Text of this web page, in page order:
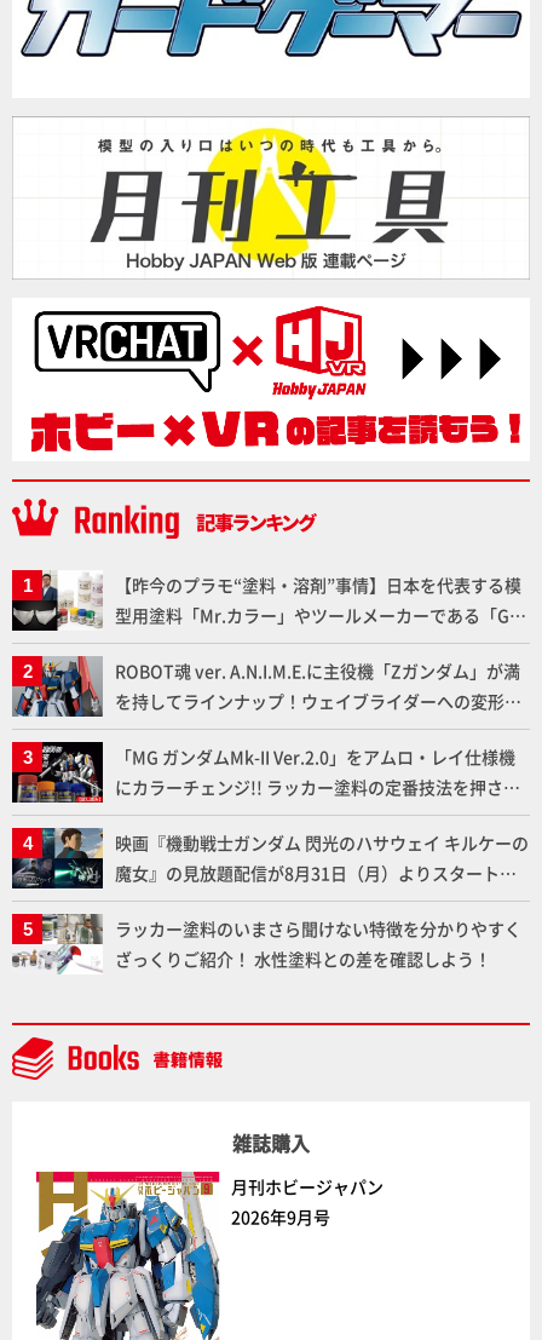
【昨今のプラモ“塗料・溶剤”事情】日本を代表する模
型用塗料「Mr.カラー」やツールメーカーである「GSI
クレオス」が語るラッカー塗料の未来とは？
ROBOT魂 ver. A.N.I.M.E.に主役機「Zガンダム」が満
を持してラインナップ！ウェイブライダーへの変形、
劇中どおりのプロポーションを再現【機動戦士Zガン
ダム】
「MG ガンダムMk-II Ver.2.0」をアムロ・レイ仕様機
にカラーチェンジ!! ラッカー塗料の定番技法を押さえ
るだけでハイクオリティの作例に!!【試し読み】
映画『機動戦士ガンダム 閃光のハサウェイ キルケーの
魔女』の見放題配信が8月31日（月）よりスタート！
Prime Videoで国内独占配信
ラッカー塗料のいまさら聞けない特徴を分かりやすく
ざっくりご紹介！ 水性塗料との差を確認しよう！
雑誌購入
月刊ホビージャパン
2026年9月号